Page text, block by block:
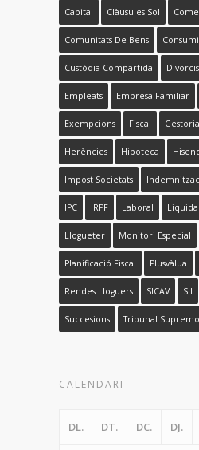
Capital Clàusules Sol
Comunitats De Bens
Custòdia Compartida Divorcis
Empleats Empresa Familiar
Exempcions Fiscal Gestoria
Herències Hipoteca
Impost Societats
IPC IRPF Laboral
Llogueter Monitori Especial
Planificació Fiscal Plusvàlua
Rendes Lloguers SICAV SII
Succesions Tribunal Supremo
CALENDARI
DL. DT. DC. DJ.